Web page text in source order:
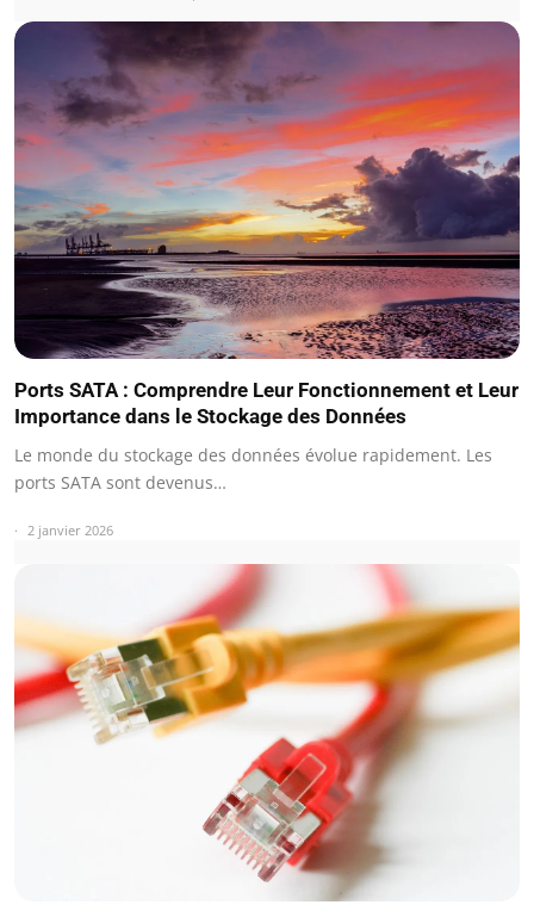
Ports SATA : Comprendre Leur Fonctionnement et Leur
Importance dans le Stockage des Données
Le monde du stockage des données évolue rapidement. Les
ports SATA sont devenus…
2 janvier 2026